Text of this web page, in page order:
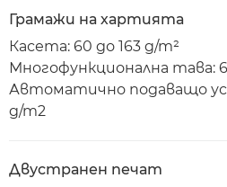
Грамажи на хартията
Касета: 60 до 163 g/m²
Многофункционална тава:
Автоматично подаващо
g/m2
Двустранен печат